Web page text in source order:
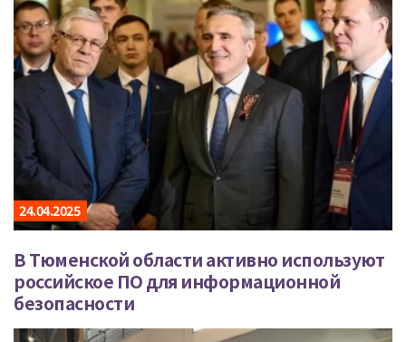
24.04.2025
В Тюменской области активно используют
российское ПО для информационной
безопасности